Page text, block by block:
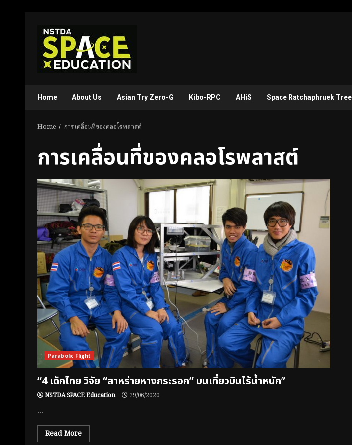
content
Home About Us Asian Try Zero-G Kibo-RPC AHiS Space Ratchaphruek Tree
Home การเคลื่อนที่ของคลอโรพลาสต์
การเคลื่อนที่ของคลอโรพลาสต์
Parabolic Flight
“4 เด็กไทย วิจัย “สาหร่ายหางกระรอก” บนเที่ยวบินไร้น้ำหนัก”
NSTDA SPACE Education 29/06/2020
...
Read More